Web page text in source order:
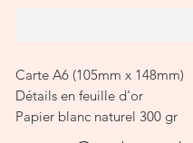
Carte A6 (105mm x 148mm)
Détails en feuille d'or
Papier blanc naturel 300 gr
Intérieur vierge